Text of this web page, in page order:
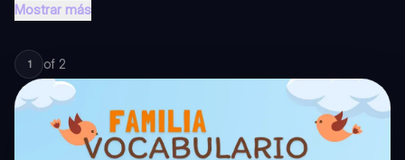
Mostrar más
1 of 2